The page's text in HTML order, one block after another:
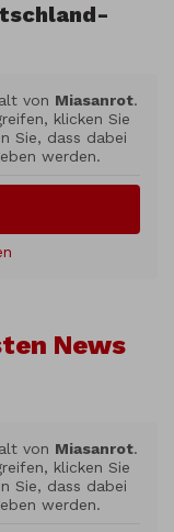
von Miasanrot.
klicken Sie
Sie, dass dabei
werden.
News
von Miasanrot.
klicken Sie
Sie, dass dabei
werden.